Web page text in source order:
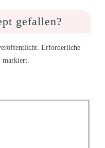
gefallen?
Erforderliche
markiert.